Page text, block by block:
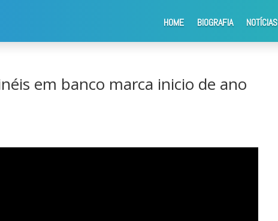
HOME BIOGRAFIA NOTÍCIAS
em banco marca inicio de ano de Juliana
em banco marca inicio de ano